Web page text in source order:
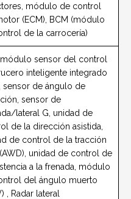
módulo de control
(ECM), BCM (módulo
de la carrocería)
módulo sensor del control
inteligente integrado
sensor de ángulo de
sensor de
lateral G, unidad de
de la dirección asistida,
de control de la tracción
unidad de control de
a la frenada, módulo
del ángulo muerto
, Radar lateral